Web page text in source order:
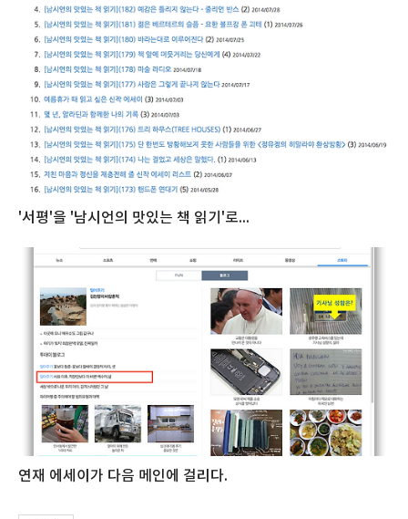
'서평'을 '남시언의 맛있는 책 읽기'로...
연재 에세이가 다음 메인에 걸리다.